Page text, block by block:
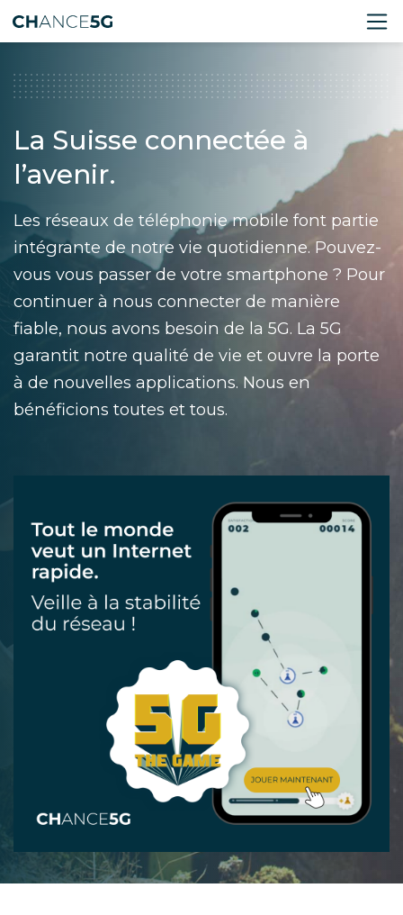
La Suisse connectée à
l’avenir.
Les réseaux de téléphonie mobile font partie
intégrante de notre vie quotidienne. Pouvez-
vous vous passer de votre smartphone ? Pour
continuer à nous connecter de manière
fiable, nous avons besoin de la 5G. La 5G
garantit notre qualité de vie et ouvre la porte
à de nouvelles applications. Nous en
bénéficions toutes et tous.